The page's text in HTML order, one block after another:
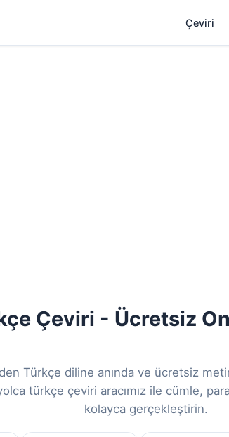
Çeviri
Çeviri - Ücretsiz
Türkçe diline anında ve ücretsiz
türkçe çeviri aracımız ile cümle,
kolayca gerçekleştirin.